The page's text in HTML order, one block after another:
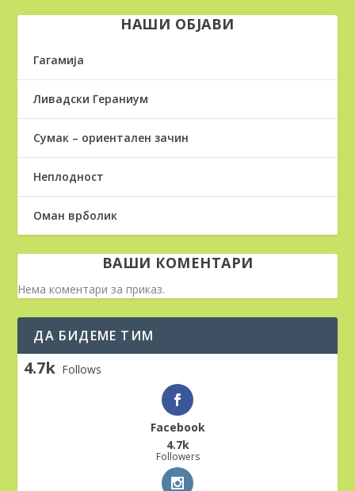
НАШИ ОБЈАВИ
Гагамија
Ливадски Гераниум
Сумак – ориентален зачин
Неплодност
Оман врболик
ВАШИ КОМЕНТАРИ
Нема коментари за приказ.
ДА БИДЕМЕ ТИМ
4.7k Follows
Facebook
4.7k
Followers